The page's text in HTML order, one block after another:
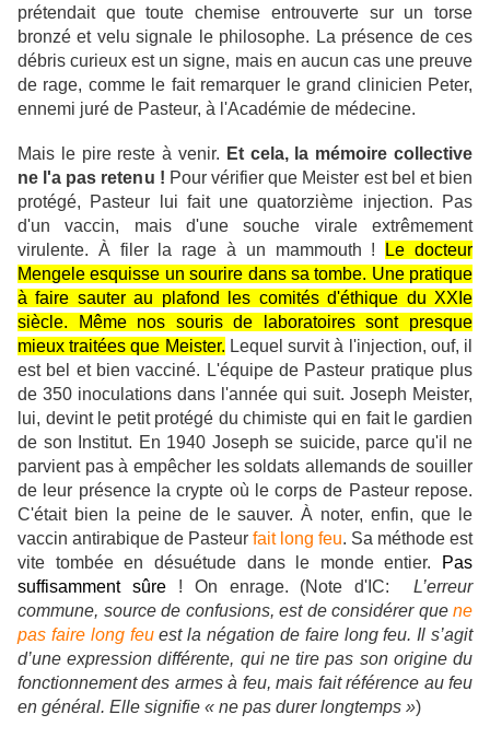
prétendait que toute chemise entrouverte sur un torse
bronzé et velu signale le philosophe. La présence de ces
débris curieux est un signe, mais en aucun cas une preuve
de rage, comme le fait remarquer le grand clinicien Peter,
ennemi juré de Pasteur, à l'Académie de médecine.
Mais le pire reste à venir. Et cela, la mémoire collective
ne l'a pas retenu ! Pour vérifier que Meister est bel et bien
protégé, Pasteur lui fait une quatorzième injection. Pas
d'un vaccin, mais d'une souche virale extrêmement
virulente. À filer la rage à un mammouth !
Le docteur
Mengele esquisse un sourire dans sa tombe. Une pratique
à faire sauter au plafond les comités d'éthique du XXIe
siècle. Même nos souris de laboratoires sont presque
mieux traitées que Meister. Lequel survit à l'injection, ouf, il
est bel et bien vacciné. L'équipe de Pasteur pratique plus
de 350 inoculations dans l'année qui suit. Joseph Meister,
lui, devint le petit protégé du chimiste qui en fait le gardien
de son Institut. En 1940 Joseph se suicide, parce qu'il ne
parvient pas à empêcher les soldats allemands de souiller
de leur présence la crypte où le corps de Pasteur repose.
C'était bien la peine de le sauver. À noter, enfin, que le
vaccin antirabique de Pasteur fait long feu. Sa méthode est
vite tombée en désuétude dans le monde entier.
Pas
suffisamment sûre! On enrage. (Note d'IC:
L’erreur
commune, source de confusions, est de considérer que ne
pas faire long feuest la négation de faire long feu. Il s’agit
d’une expression différente, qui ne tire pas son origine du
fonctionnement des armes à feu, mais fait référence au feu
en général. Elle signifie « ne pas durer longtemps »)